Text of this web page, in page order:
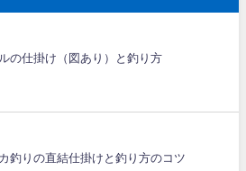
の仕掛け（図あり）と釣り方
釣りの直結仕掛けと釣り方のコツ